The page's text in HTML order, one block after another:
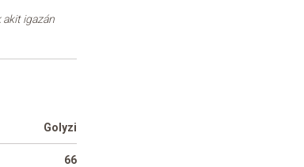
akit igazán
Golyzi
66